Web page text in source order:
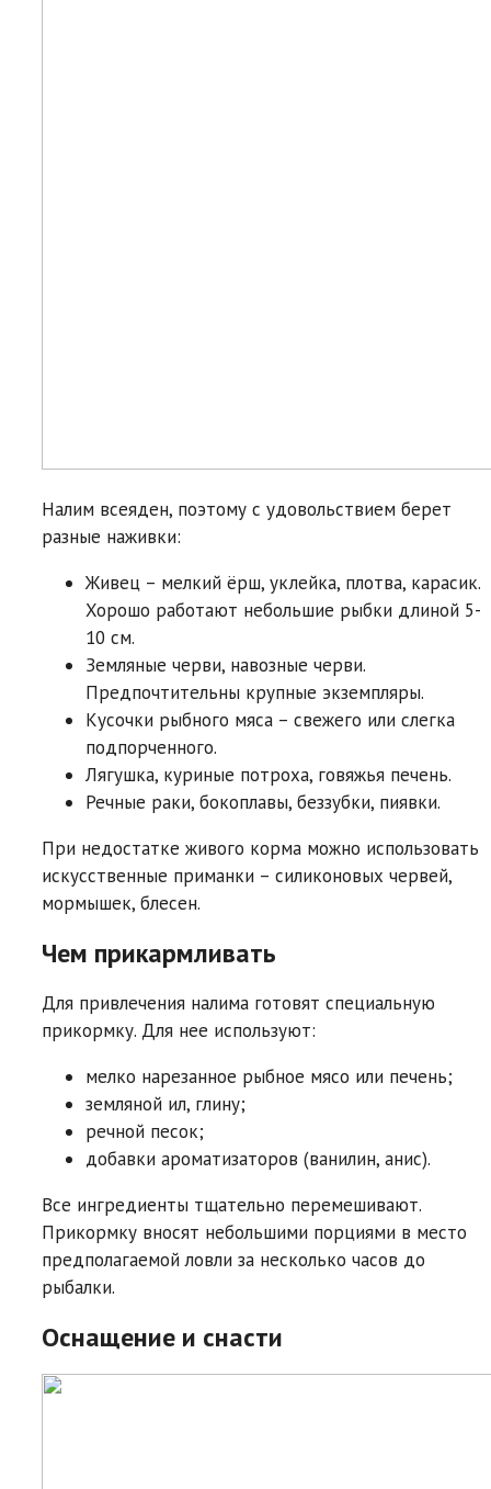
Налим всеяден, поэтому с удовольствием берет
разные наживки:
Живец – мелкий ёрш, уклейка, плотва, карасик.
Хорошо работают небольшие рыбки длиной 5-
10 см.
Земляные черви, навозные черви.
Предпочтительны крупные экземпляры.
Кусочки рыбного мяса – свежего или слегка
подпорченного.
Лягушка, куриные потроха, говяжья печень.
Речные раки, бокоплавы, беззубки, пиявки.
При недостатке живого корма можно использовать
искусственные приманки – силиконовых червей,
мормышек, блесен.
Чем прикармливать
Для привлечения налима готовят специальную
прикормку. Для нее используют:
мелко нарезанное рыбное мясо или печень;
земляной ил, глину;
речной песок;
добавки ароматизаторов (ванилин, анис).
Все ингредиенты тщательно перемешивают.
Прикормку вносят небольшими порциями в место
предполагаемой ловли за несколько часов до
рыбалки.
Оснащение и снасти